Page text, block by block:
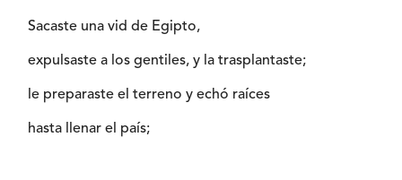
Sacaste una vid de Egipto,
expulsaste a los gentiles, y la trasplantaste;
le preparaste el terreno y echó raíces
hasta llenar el país;